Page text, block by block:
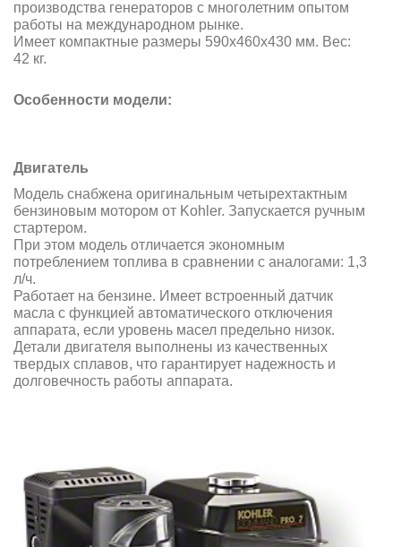
производства генераторов с многолетним опытом
работы на международном рынке.
Имеет компактные размеры 590х460х430 мм. Вес:
42 кг.
Особенности модели:
Двигатель
Модель снабжена оригинальным четырехтактным
бензиновым мотором от Kohler. Запускается ручным
стартером.
При этом модель отличается экономным
потреблением топлива в сравнении с аналогами: 1,3
л/ч.
Работает на бензине. Имеет встроенный датчик
масла с функцией автоматического отключения
аппарата, если уровень масел предельно низок.
Детали двигателя выполнены из качественных
твердых сплавов, что гарантирует надежность и
долговечность работы аппарата.